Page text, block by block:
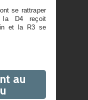
se rattraper
la D4 reçoit
et la R3 se
au